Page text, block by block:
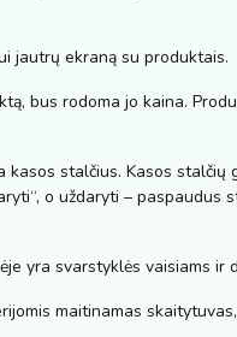
jautrų ekraną su produktais.
bus rodoma jo kaina.
kasos stalčius. Kasos stalčių
o uždaryti – paspaudus
yra svarstyklės vaisiams ir
maitinamas